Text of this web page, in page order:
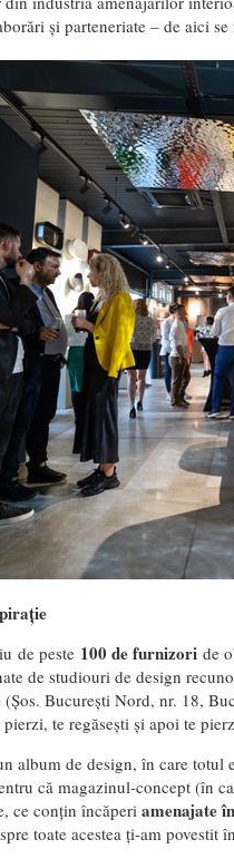
și parteneriate – de aici
de peste 100 de furnizori de
de studiouri de design
(Șos. București Nord, nr. 18,
te regăsești și apoi te
album de design, în care
că magazinul-concept (în
ce conțin încăperi amenajate în
toate acestea ți-am povestit